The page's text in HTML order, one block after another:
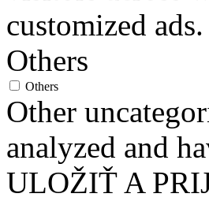
customized ads.
Others
Others
Other
analyzed and
ULOŽIŤ A